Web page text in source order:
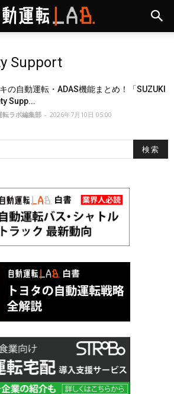
Support
の自動運転・ADAS機能まとめ！「SUZUKI
Supp...
転ラボ編集部 - 2026年7月10日 05:00